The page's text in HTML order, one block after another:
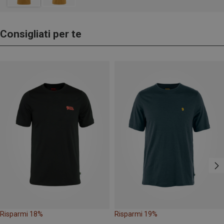
Consigliati per te
Risparmi 18% Risparmi 19%